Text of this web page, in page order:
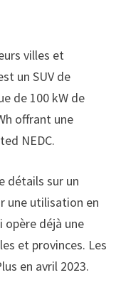
villes et
un SUV de
de 100 kW de
offrant une
NEDC.
détails sur un
une utilisation en
opère déjà une
et provinces. Les
en avril 2023.